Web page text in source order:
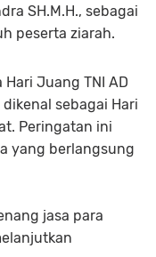
SH.M.H., sebagai
peserta ziarah.
Juang TNI AD
sebagai Hari
Peringatan ini
yang berlangsung
jasa para